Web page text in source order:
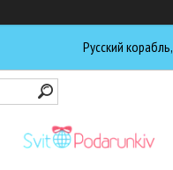
Русский корабль,